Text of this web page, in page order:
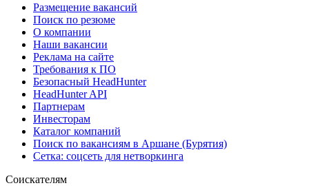
Размещение вакансий
Поиск по резюме
О компании
Наши вакансии
Реклама на сайте
Требования к ПО
Безопасный HeadHunter
HeadHunter API
Партнерам
Инвесторам
Каталог компаний
Поиск по вакансиям в Аршане (Бурятия)
Сетка: соцсеть для нетворкинга
Соискателям